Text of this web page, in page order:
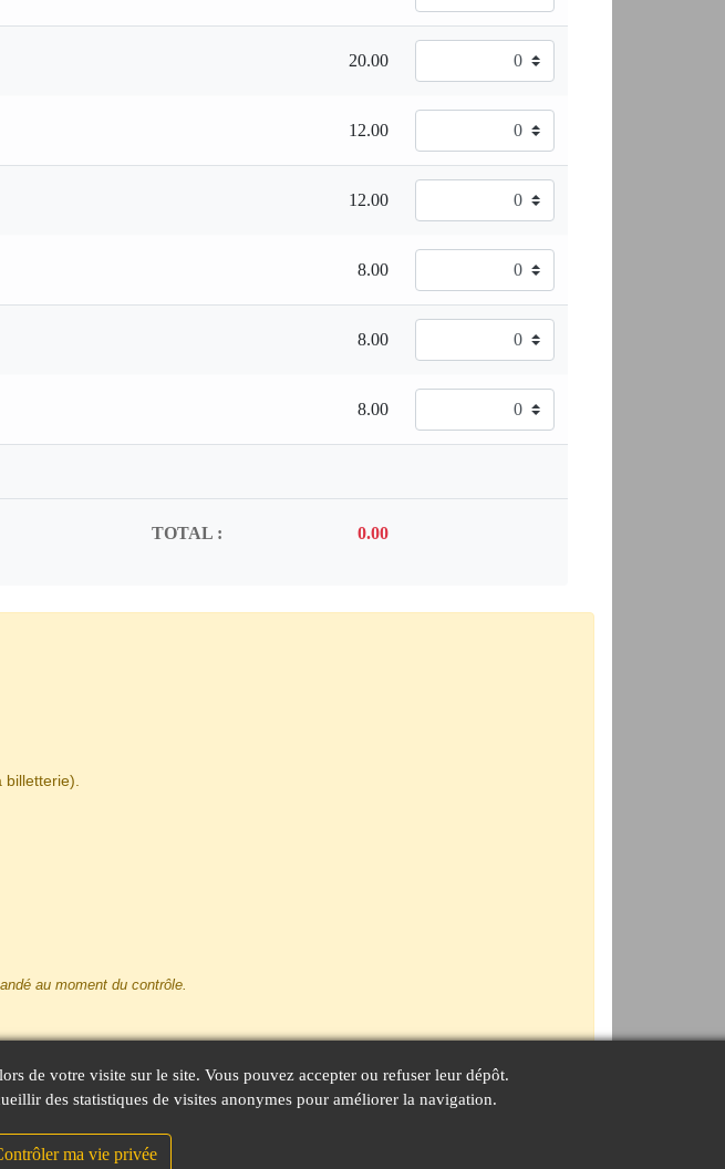
TOTAL :
billetterie).
au moment du contrôle.
Réserver Annuler
de votre visite sur le site. Vous pouvez accepter ou refuser leur dépôt.
des statistiques de visites anonymes pour améliorer la navigation.
ma vie privée